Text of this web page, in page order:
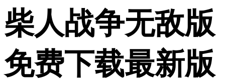
柴人战争无敌版
免费下载最新版